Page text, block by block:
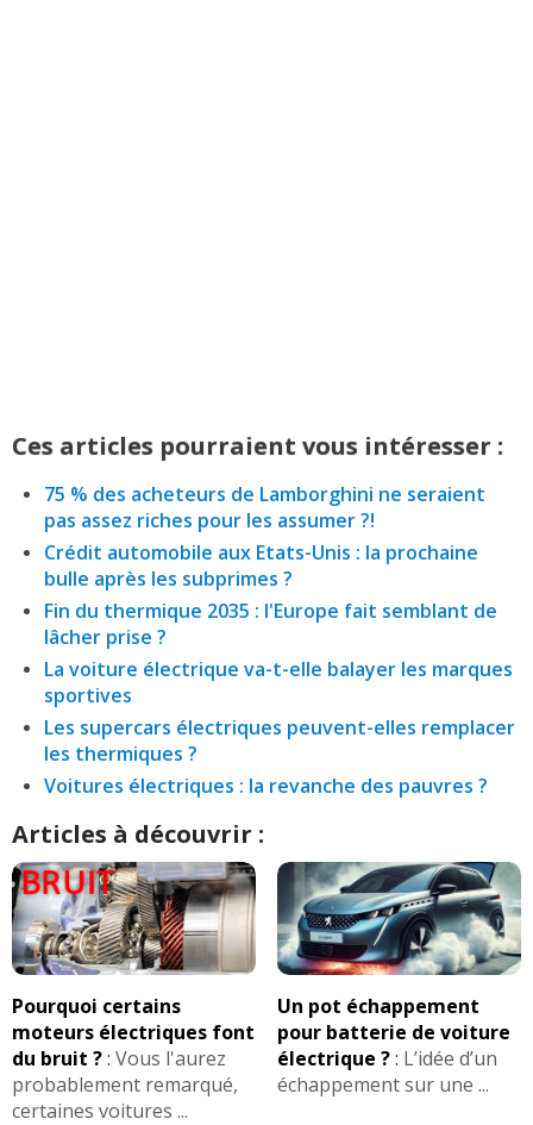
Ces articles pourraient vous intéresser :
75 % des acheteurs de Lamborghini ne seraient
pas assez riches pour les assumer ?!
Crédit automobile aux Etats-Unis : la prochaine
bulle après les subprimes ?
Fin du thermique 2035 : l'Europe fait semblant de
lâcher prise ?
La voiture électrique va-t-elle balayer les marques
sportives
Les supercars électriques peuvent-elles remplacer
les thermiques ?
Voitures électriques : la revanche des pauvres ?
Articles à découvrir :
Pourquoi certains
moteurs électriques font
du bruit ?: Vous l'aurez
probablement remarqué,
certaines voitures ...
Un pot échappement
pour batterie de voiture
électrique ?: L’idée d’un
échappement sur une ...